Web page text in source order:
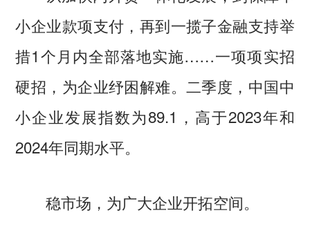
小企业款项支付，再到一揽子金融支持举
措1个月内全部落地实施……一项项实招
硬招，为企业纾困解难。二季度，中国中
小企业发展指数为89.1，高于2023年和
2024年同期水平。
稳市场，为广大企业开拓空间。